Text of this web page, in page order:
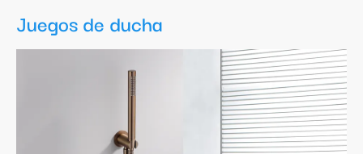
Juegos de ducha